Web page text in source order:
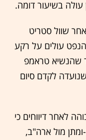
שוול סטריט
עולים על רקע
שהנשיא טראמפ
לקדם סיום
לאחר דיווחים כי
מול ארה"ב,